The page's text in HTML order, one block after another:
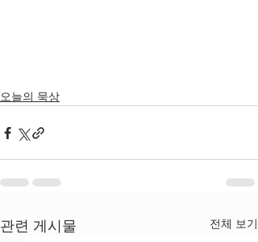
오늘의 묵상
관련 게시물 전체 보기